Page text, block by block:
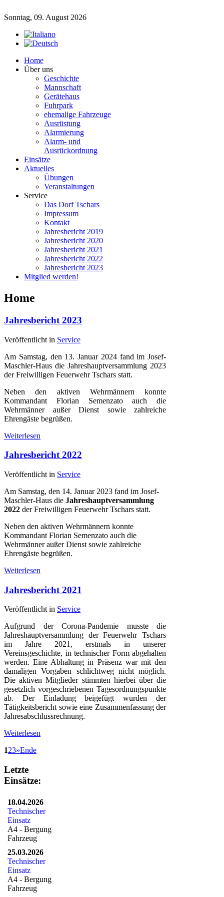
Sonntag, 09. August 2026
Home
Über uns
Geschichte
Mannschaft
Gerätehaus
Fuhrpark
ehemalige Fahrzeuge
Ausrüstung
Alarmierung
Alarm- und
Ausrückordnung
Einsätze
Aktuelles
Übungen
Veranstaltungen
Service
Das Dorf Tschars
Impressum
Kontakt
Jahresbericht 2019
Jahresbericht 2020
Jahresbericht 2021
Jahresbericht 2022
Jahresbericht 2023
Mitglied werden!
Home
Jahresbericht 2023
Veröffentlicht in Service
Am Samstag, den 13. Januar 2024 fand im Josef-
Maschler-Haus die Jahreshauptversammlung 2023
der Freiwilligen Feuerwehr Tschars statt.
Neben den aktiven Wehrmännern konnte
Kommandant Florian Semenzato auch die
Wehrmänner außer Dienst sowie zahlreiche
Ehrengäste begrüßen.
Weiterlesen
Jahresbericht 2022
Veröffentlicht in Service
Am Samstag, den 14. Januar 2023 fand im Josef-
Maschler-Haus die Jahreshauptversammlung
2022 der Freiwilligen Feuerwehr Tschars statt.
Neben den aktiven Wehrmännern konnte
Kommandant Florian Semenzato auch die
Wehrmänner außer Dienst sowie zahlreiche
Ehrengäste begrüßen.
Weiterlesen
Jahresbericht 2021
Veröffentlicht in Service
Aufgrund der Corona-Pandemie musste die
Jahreshauptversammlung der Feuerwehr Tschars
im Jahre 2021, erstmals in unserer
Vereinsgeschichte, in technischer Form abgehalten
werden. Eine Abhaltung in Präsenz war mit den
damaligen Vorgaben schlichtweg nicht möglich.
Die aktiven Mitglieder stimmten hierbei über die
gesetzlich vorgeschriebenen Tagesordnungspunkte
ab. Der Einladung beigefügt wurden der
Tätigkeitsbericht sowie eine Zusammenfassung der
Jahresabschlussrechnung.
Weiterlesen
123»Ende
Letzte
Einsätze:
18.04.2026
Technischer
Einsatz
A4 - Bergung
Fahrzeug
25.03.2026
Technischer
Einsatz
A4 - Bergung
Fahrzeug